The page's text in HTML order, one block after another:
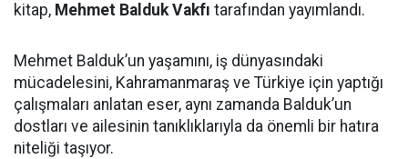
kitap, Mehmet Balduk Vakfı tarafından yayımlandı.
Mehmet Balduk’un yaşamını, iş dünyasındaki
mücadelesini, Kahramanmaraş ve Türkiye için yaptığı
çalışmaları anlatan eser, aynı zamanda Balduk’un
dostları ve ailesinin tanıklıklarıyla da önemli bir hatıra
niteliği taşıyor.